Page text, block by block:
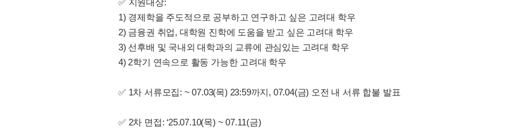
✅ 지원대상:
1) 경제학을 주도적으로 공부하고 연구하고 싶은 고려대 학우
2) 금융권 취업, 대학원 진학에 도움을 받고 싶은 고려대 학우
3) 선후배 및 국내외 대학과의 교류에 관심있는 고려대 학우
4) 2학기 연속으로 활동 가능한 고려대 학우
✅ 1차 서류모집: ~ 07.03(목) 23:59까지, 07.04(금) 오전 내 서류 합불 발표
✅ 2차 면접: ‘25.07.10(목) ~ 07.11(금)